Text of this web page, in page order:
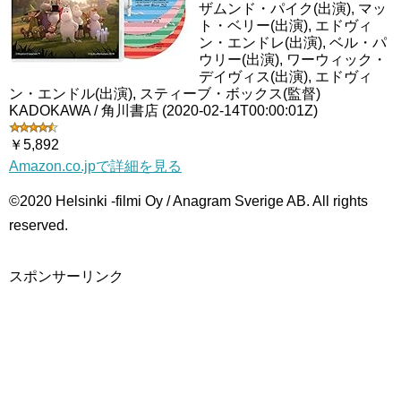
ザムンド・パイク(出演), マッ
ト・ベリー(出演), エドヴィ
ン・エンドレ(出演), ベル・パ
ウリー(出演), ワーウィック・
デイヴィス(出演), エドヴィ
ン・エンドル(出演), スティーブ・ボックス(監督)
KADOKAWA / 角川書店 (2020-02-14T00:00:01Z)
￥5,892
Amazon.co.jpで詳細を見る
©2020 Helsinki -filmi Oy / Anagram Sverige AB. All rights
reserved.
スポンサーリンク